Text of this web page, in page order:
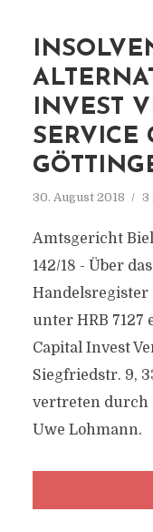
INVEST
SERVICE
30. August 2018 3
Amtsgericht
142/18 - Über
Handelsregister
unter HRB
Capital Invest
Siegfriedstr. 9,
vertreten durch
Uwe Lohmann.